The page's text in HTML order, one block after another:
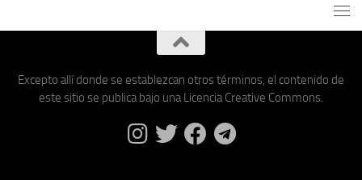
Excepto allí donde se establezcan otros términos, el contenido de
este sitio se publica bajo una Licencia Creative Commons.